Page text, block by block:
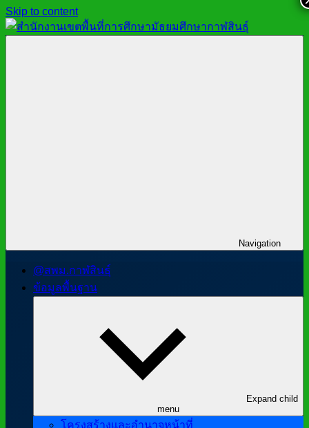
Skip to content
Navigation
@สพม.กาฬสินธุ์
ข้อมูลพื้นฐาน
Expand child
menu
โครงสร้างและอำนาจหน้าที่